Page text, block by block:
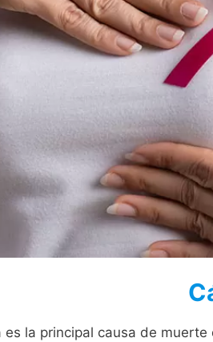
es la principal causa de